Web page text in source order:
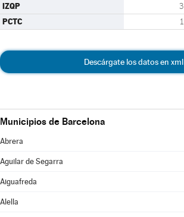
IZQP 3
PCTC 1
Descárgate los datos en xml
Municipios de Barcelona
Abrera
Aguilar de Segarra
Aiguafreda
Alella